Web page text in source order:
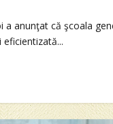
a anunţat că şcoala